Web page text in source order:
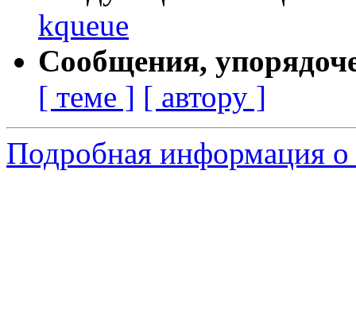
kqueue
Сообщения,
[ теме ] [ автору ]
Подробная информация